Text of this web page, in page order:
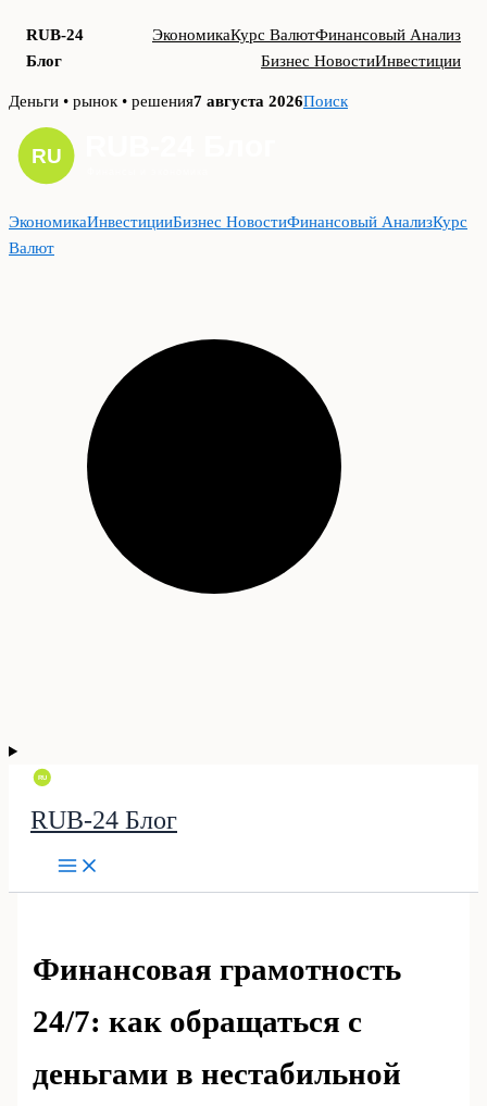
RUB-24
Блог
ЭкономикаКурс ВалютФинансовый Анализ
Бизнес НовостиИнвестиции
Skip
content
Деньги • рынок • решения7 августа 2026Поиск
ЭкономикаИнвестицииБизнес НовостиФинансовый АнализКурс
Валют
RUB-24 Блог
Финансовая грамотность
24/7: как обращаться с
деньгами в нестабильной